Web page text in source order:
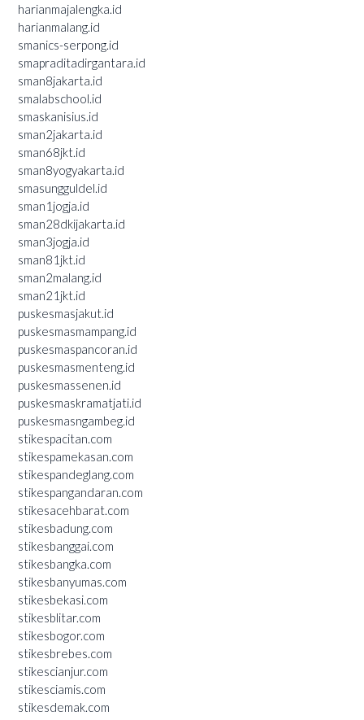
harianmajalengka.id
harianmalang.id
smanics-serpong.id
smapraditadirgantara.id
sman8jakarta.id
smalabschool.id
smaskanisius.id
sman2jakarta.id
sman68jkt.id
sman8yogyakarta.id
smasungguldel.id
sman1jogja.id
sman28dkijakarta.id
sman3jogja.id
sman81jkt.id
sman2malang.id
sman21jkt.id
puskesmasjakut.id
puskesmasmampang.id
puskesmaspancoran.id
puskesmasmenteng.id
puskesmassenen.id
puskesmaskramatjati.id
puskesmasngambeg.id
stikespacitan.com
stikespamekasan.com
stikespandeglang.com
stikespangandaran.com
stikesacehbarat.com
stikesbadung.com
stikesbanggai.com
stikesbangka.com
stikesbanyumas.com
stikesbekasi.com
stikesblitar.com
stikesbogor.com
stikesbrebes.com
stikescianjur.com
stikesciamis.com
stikesdemak.com